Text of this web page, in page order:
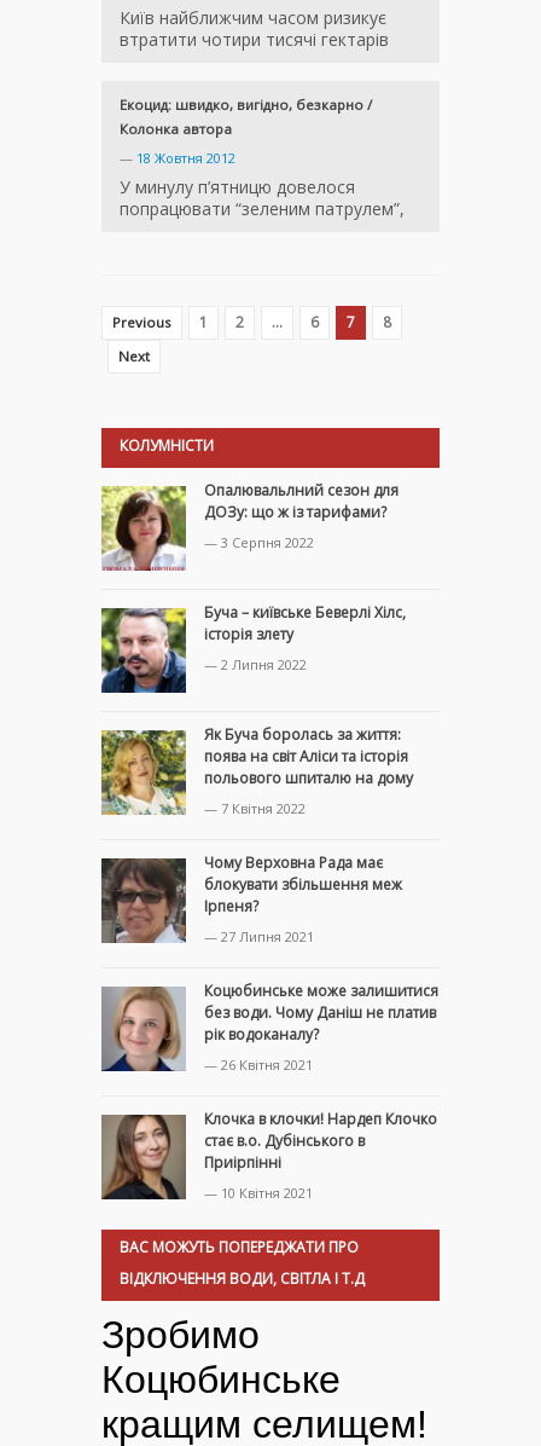
Київ найближчим часом ризикує
втратити чотири тисячі гектарів
Екоцид: швидко, вигідно, безкарно /
Колонка автора
— 18 Жовтня 2012
У минулу п’ятницю довелося
попрацювати “зеленим патрулем”,
Previous 1 2 … 6 7 8
Next
КОЛУМНІСТИ
Опалювальлний сезон для
ДОЗу: що ж із тарифами?
— 3 Серпня 2022
Буча – київське Беверлі Хілс,
історія злету
— 2 Липня 2022
Як Буча боролась за життя:
поява на світ Аліси та історія
польового шпиталю на дому
— 7 Квітня 2022
Чому Верховна Рада має
блокувати збільшення меж
Ірпеня?
— 27 Липня 2021
Коцюбинське може залишитися
без води. Чому Даніш не платив
рік водоканалу?
— 26 Квітня 2021
Клочка в клочки! Нардеп Клочко
стає в.о. Дубінського в
Приірпінні
— 10 Квітня 2021
ВАС МОЖУТЬ ПОПЕРЕДЖАТИ ПРО
ВІДКЛЮЧЕННЯ ВОДИ, СВІТЛА І Т.Д